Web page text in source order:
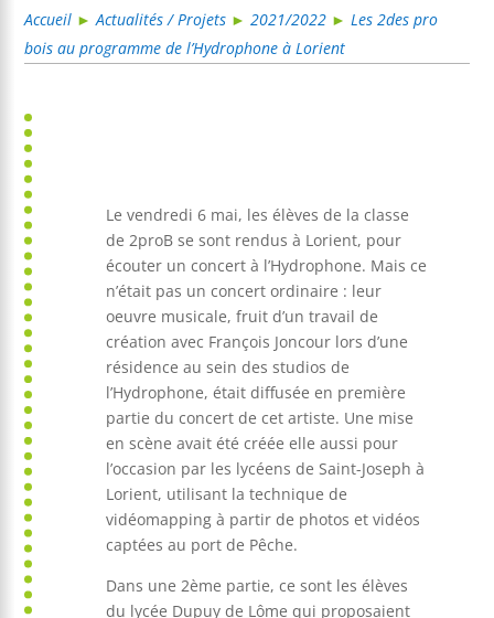
Accueil ►Actualités / Projets ►2021/2022 ►Les 2des pro
bois au programme de l’Hydrophone à Lorient
Le vendredi 6 mai, les élèves de la classe
de 2proB se sont rendus à Lorient, pour
écouter un concert à l’Hydrophone. Mais ce
n’était pas un concert ordinaire : leur
oeuvre musicale, fruit d’un travail de
création avec François Joncour lors d’une
résidence au sein des studios de
l’Hydrophone, était diffusée en première
partie du concert de cet artiste. Une mise
en scène avait été créée elle aussi pour
l’occasion par les lycéens de Saint-Joseph à
Lorient, utilisant la technique de
vidéomapping à partir de photos et vidéos
captées au port de Pêche.
Dans une 2ème partie, ce sont les élèves
du lycée Dupuy de Lôme qui proposaient